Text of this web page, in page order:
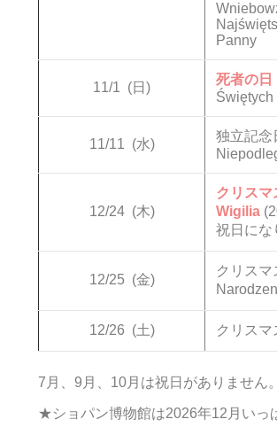
Panny
11/1 (日)
死者の日
Świętych
11/11 (水)
独立記
12/24 (木)
クリス
Wigilia
祝日にな
12/25 (金)
クリス
12/26 (土) クリスマ
7月、9月、10月は祝日がありません。
★ショパン博物館は2026年12月いっ